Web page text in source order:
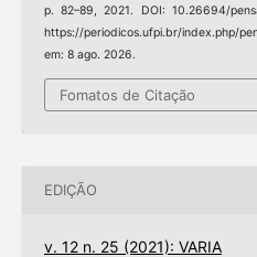
p. 82–89, 2021. DOI: 10.26694/
https://periodicos.ufpi.br/index.php/
em: 8 ago. 2026.
Fomatos de Citação
EDIÇÃO
v. 12 n. 25 (2021): VARIA